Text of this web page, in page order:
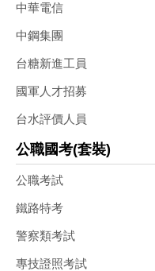
中華電信
中鋼集團
台糖新進工員
國軍人才招募
台水評價人員
公職國考(套裝)
公職考試
鐵路特考
警察類考試
專技證照考試